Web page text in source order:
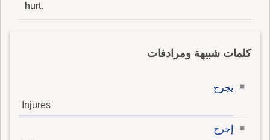
hurt.
كلمات شبيهة ومرادفات
يجرح
Injures
إجرح